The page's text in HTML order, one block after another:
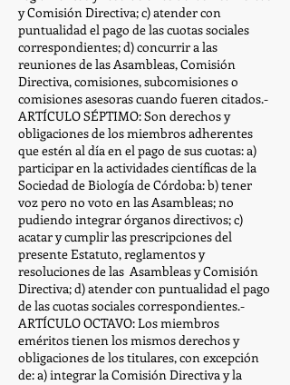
y Comisión Directiva; c) atender con
puntualidad el pago de las cuotas sociales
correspondientes; d) concurrir a las
reuniones de las Asambleas, Comisión
Directiva, comisiones, subcomisiones o
comisiones asesoras cuando fueren citados.-
ARTÍCULO SÉPTIMO: Son derechos y
obligaciones de los miembros adherentes
que estén al día en el pago de sus cuotas: a)
participar en la actividades científicas de la
Sociedad de Biología de Córdoba: b) tener
voz pero no voto en las Asambleas; no
pudiendo integrar órganos directivos; c)
acatar y cumplir las prescripciones del
presente Estatuto, reglamentos y
resoluciones de las Asambleas y Comisión
Directiva; d) atender con puntualidad el pago
de las cuotas sociales correspondientes.-
ARTÍCULO OCTAVO: Los miembros
eméritos tienen los mismos derechos y
obligaciones de los titulares, con excepción
de: a) integrar la Comisión Directiva y la